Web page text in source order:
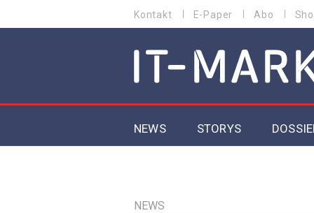
zum
MENU
Kontakt E-Paper Abo
MAIN NAVIGATION
NEWS STORYS
NEWS